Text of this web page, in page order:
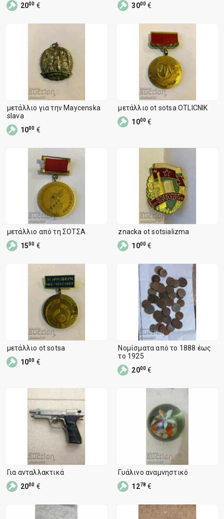
2000 €
3000 €
μετάλλιο για την Maycenska
slava
1000 €
μετάλλιο ot sotsa OTLICNIK
1000 €
μετάλλιο από τη ΣΟΤΣΑ
1500 €
znacka ot sotsializma
1000 €
μετάλλιο ot sotsa
1000 €
Νομίσματα από το 1888 έως
το 1925
2000 €
Για ανταλλακτικά
2000 €
Γυάλινο αναμνηστικό
1278 €